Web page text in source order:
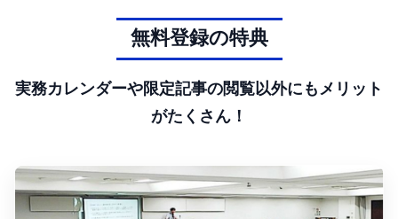
無料登録の特典
実務カレンダーや限定記事の閲覧以外にもメリット
がたくさん！